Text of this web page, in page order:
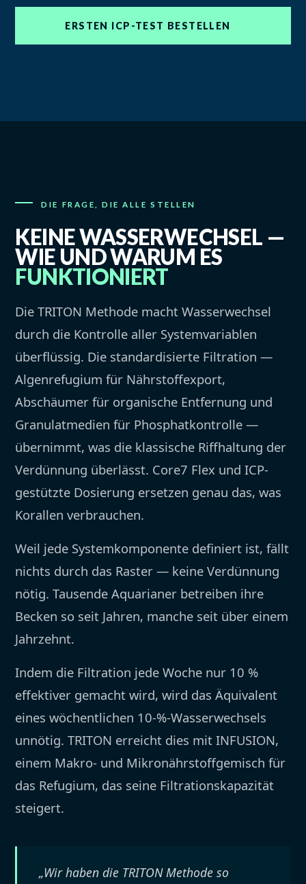
ERSTEN ICP-TEST BESTELLEN
DIE FRAGE, DIE ALLE STELLEN
KEINE WASSERWECHSEL —
WIE UND WARUM ES
FUNKTIONIERT
Die TRITON Methode macht Wasserwechsel
durch die Kontrolle aller Systemvariablen
überflüssig. Die standardisierte Filtration —
Algenrefugium für Nährstoffexport,
Abschäumer für organische Entfernung und
Granulatmedien für Phosphatkontrolle —
übernimmt, was die klassische Riffhaltung der
Verdünnung überlässt. Core7 Flex und ICP-
gestützte Dosierung ersetzen genau das, was
Korallen verbrauchen.
Weil jede Systemkomponente definiert ist, fällt
nichts durch das Raster — keine Verdünnung
nötig. Tausende Aquarianer betreiben ihre
Becken so seit Jahren, manche seit über einem
Jahrzehnt.
Indem die Filtration jede Woche nur 10 %
effektiver gemacht wird, wird das Äquivalent
eines wöchentlichen 10-%-Wasserwechsels
unnötig. TRITON erreicht dies mit INFUSION,
einem Makro- und Mikronährstoffgemisch für
das Refugium, das seine Filtrationskapazität
steigert.
„Wir haben die TRITON Methode so